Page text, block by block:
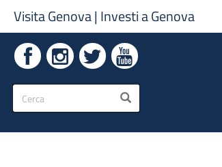
Visita Genova| Investi a Genova
Form
di
ricerca
CERCA